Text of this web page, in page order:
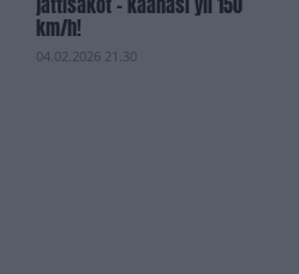
km/h!
04.02.2026 21.30